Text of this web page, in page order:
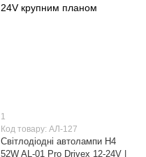
1
Код товару: АЛ-127
Світлодіодні автолампи H4
52W AL-01 Pro Drivex 12-24V |